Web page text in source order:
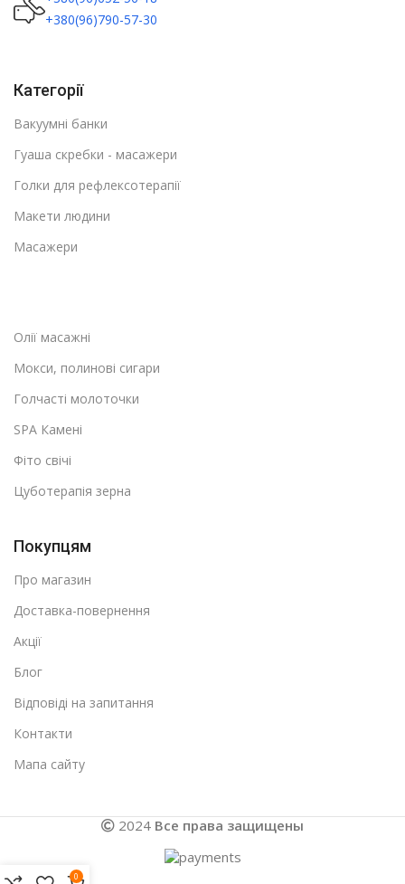
+380(96)790-57-30
Категорії
Вакуумні банки
Гуаша скребки - масажери
Голки для рефлексотерапії
Макети людини
Масажери
Олії масажні
Мокси, полинові сигари
Голчасті молоточки
SPA Камені
Фіто свічі
Цуботерапія зерна
Покупцям
Про магазин
Доставка-повернення
Акції
Блог
Відповіді на запитання
Контакти
Мапа сайту
2024 Все права защищены
0